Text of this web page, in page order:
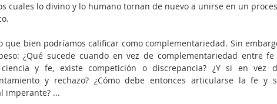
cuales lo divino y lo humano tornan de nuevo a unirse en un
que bien podríamos calificar como complementariedad. Sin
¿Qué sucede cuando en vez de complementariedad entre fe
y fe, existe competición o discrepancia? ¿Y si en vez
y rechazo? ¿Cómo debe entonces articularse la fe y
imperante? ...